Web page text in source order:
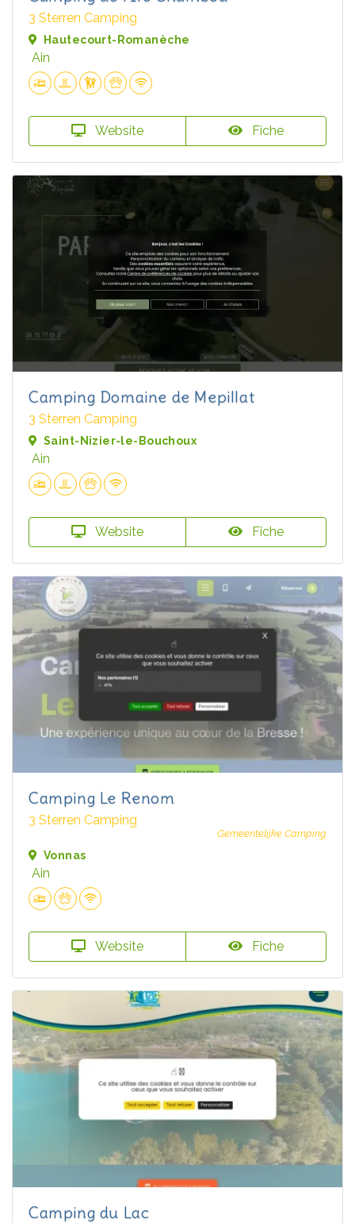
3 Sterren Camping
Hautecourt-Romanèche
Ain
Website Fiche
Camping Domaine de Mepillat
3 Sterren Camping
Saint-Nizier-le-Bouchoux
Ain
Website Fiche
Camping Le Renom
3 Sterren Camping
Gemeentelijke Camping
Vonnas
Ain
Website Fiche
Camping du Lac